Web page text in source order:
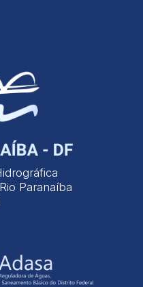
Paranaíba